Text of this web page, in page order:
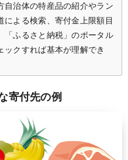
自治体の特産品の紹介やラン
による検索、寄付金上限額目
「ふるさと納税」のポータル
クすれば基本が理解でき
寄付先の例